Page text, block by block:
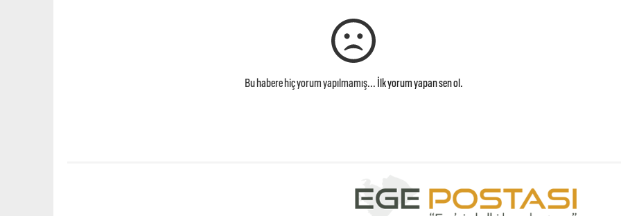
Bu habere hiç yorum yapılmamış... İlk yorum yapan sen ol.